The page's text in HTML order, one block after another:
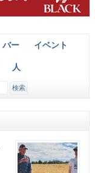
バー イベント
人